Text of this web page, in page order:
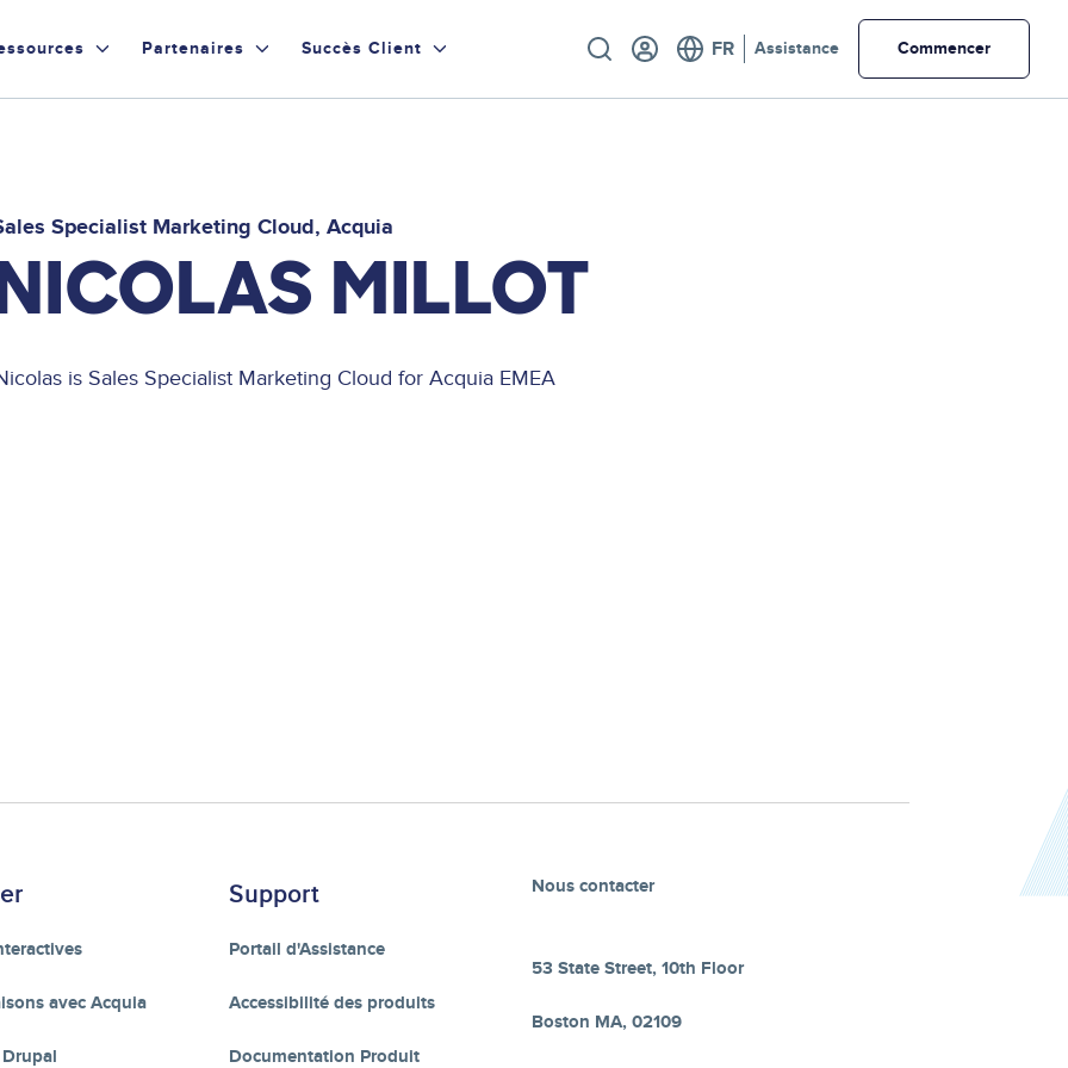
Partenaires Succès Client UtilityAssistance Commencer
Specialist Marketing Cloud Acquia
MILLOT
is Sales Specialist Marketing Cloud for Acquia EMEA
avec Acquia
Support
Portail d'Assistance
Accessibilité des produits
Documentation Produit
Nous contacter
53 State Street, 10th Floor
Boston MA, 02109